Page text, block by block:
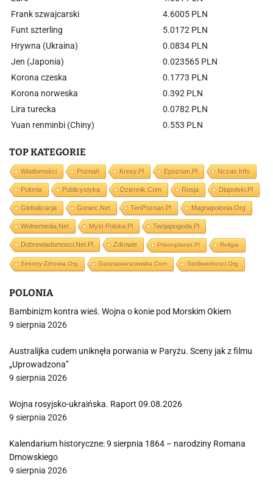
Frank szwajcarski
4.6005 PLN
Funt szterling
5.0172 PLN
Hrywna (Ukraina)
0.0834 PLN
Jen (Japonia)
0.023565 PLN
Korona czeska
0.1773 PLN
Korona norweska
0.392 PLN
Lira turecka
0.0782 PLN
Yuan renminbi (Chiny)
0.553 PLN
TOP KATEGORIE
Wiadomości Poznań Kresy.pl Epoznan.pl Nczas.info
Polonia Publicystyka Dziennik.com Rosja Dlapolski.pl
Globalizacja Goniec.net TenPoznan.pl Magnapolonia.org
Wolnemedia.net Mysl-Polska.pl Twojapogoda.pl
Dobrewiadomosci.net.pl Zdrowie Prisonplanet.pl Religia
Sekrety-Zdrowia.org Gazetawarszawska.com Stolikwolnosci.org
POLONIA
Bambinizm kontra wieś. Wojna o konie pod Morskim Okiem
9 sierpnia 2026
Australijka cudem uniknęła porwania w Paryżu. Sceny jak z filmu
„Uprowadzona”
9 sierpnia 2026
Wojna rosyjsko-ukraińska. Raport 09.08.2026
9 sierpnia 2026
Kalendarium historyczne: 9 sierpnia 1864 – narodziny Romana
Dmowskiego
9 sierpnia 2026